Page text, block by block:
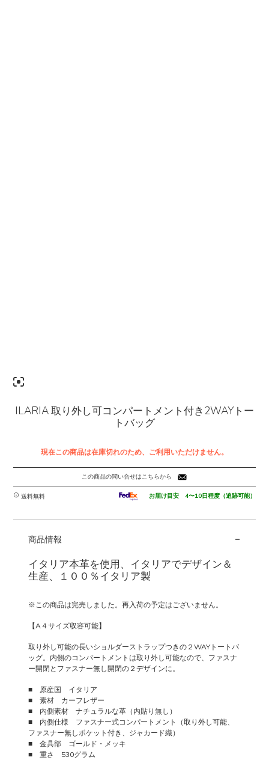
ILARIA 取り外し可コンパートメント付き2WAYトー
トバッグ
現在この商品は在庫切れのため、ご利用いただけません。
この商品の問い合せはこちらから
送料無料 お届け目安 4〜10日程度（追跡可能）
商品情報 -
イタリア本革を使用、イタリアでデザイン＆
生産、１００％イタリア製
※この商品は完売しました。再入荷の予定はございません。
【A４サイズ収容可能】
取り外し可能の長いショルダーストラップつきの２WAYトートバ
ッグ。内側のコンパートメントは取り外し可能なので、ファスナ
ー開閉とファスナー無し開閉の２デザインに。
■ 原産国 イタリア
■ 素材 カーフレザー
■ 内側素材 ナチュラルな革（内貼り無し）
■ 内側仕様 ファスナー式コンパートメント（取り外し可能、
ファスナー無しポケット付き、ジャカード織）
■ 金具部 ゴールド・メッキ
■ 重さ 530グラム